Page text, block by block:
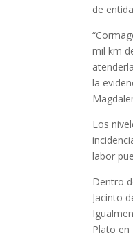
de
mil km
la
Los
labor
Dentro
Jacinto
Plato en